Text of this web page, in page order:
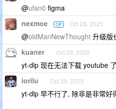
@ufan0 figma
nexmoe OP Oct 28, 2025
@oldManNewThought 升级版
kuaner Oct 29, 2025
yt-dlp 现在无法下载 youtube
iorilu Oct 29, 2025
yt-dlp 早不行了, 除非是非常好